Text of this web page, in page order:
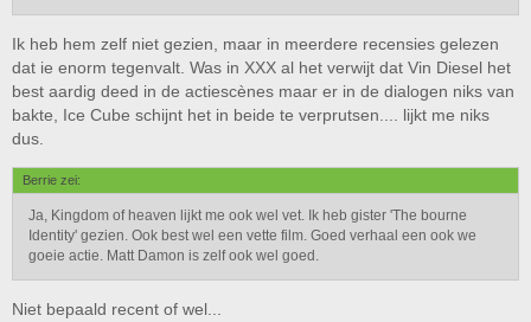
Ik heb hem zelf niet gezien, maar in meerdere recensies gelezen
dat ie enorm tegenvalt. Was in XXX al het verwijt dat Vin Diesel het
best aardig deed in de actiescènes maar er in de dialogen niks van
bakte, Ice Cube schijnt het in beide te verprutsen.... lijkt me niks
dus.
Berrie zei:
Ja, Kingdom of heaven lijkt me ook wel vet. Ik heb gister 'The bourne
Identity' gezien. Ook best wel een vette film. Goed verhaal een ook we
goeie actie. Matt Damon is zelf ook wel goed.
Niet bepaald recent of wel...